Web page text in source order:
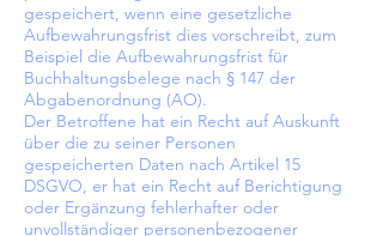
gespeichert, wenn eine gesetzliche
Aufbewahrungsfrist dies vorschreibt, zum
Beispiel die Aufbewahrungsfrist für
Buchhaltungsbelege nach § 147 der
Abgabenordnung (AO).
Der Betroffene hat ein Recht auf Auskunft
über die zu seiner Personen
gespeicherten Daten nach Artikel 15
DSGVO, er hat ein Recht auf Berichtigung
oder Ergänzung fehlerhafter oder
unvollständiger personenbezogener